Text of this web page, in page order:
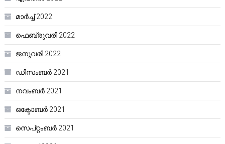
മാർച്ച്‌ 2022
ഫെബ്രുവരി 2022
ജനുവരി 2022
ഡിസംബർ 2021
നവംബർ 2021
ഒക്ടോബർ 2021
സെപ്റ്റംബർ 2021